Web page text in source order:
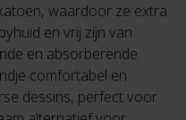
waardoor ze extra
en vrij zijn van
en absorberende
comfortabel en
dessins, perfect voor